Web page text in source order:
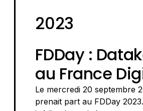
2023
FDDay :
au France
Le mercredi 20 septembre
prenait part au FDDay